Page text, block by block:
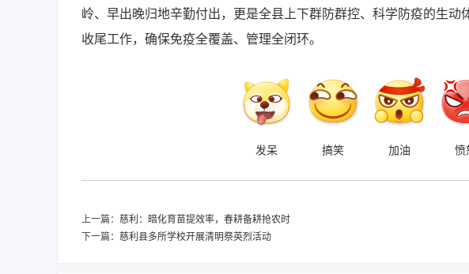
岭、早出晚归地辛勤付出，更是全县上下群防群控、科学防疫的生
收尾工作，确保免疫全覆盖、管理全闭环。
发呆 搞笑 加油 愤
上一篇： 慈利：暗化育苗提效率，春耕备耕抢农时
下一篇： 慈利县多所学校开展清明祭英烈活动